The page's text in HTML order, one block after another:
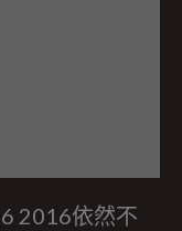
2016依然不